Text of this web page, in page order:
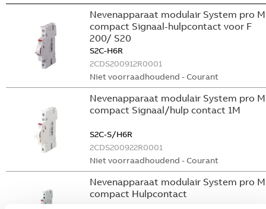
Nevenapparaat modulair System pro M
compact Signaal-hulpcontact voor F
200/ S20
S2C-H6R
2CDS200912R0001
Niet voorraadhoudend - Courant
Nevenapparaat modulair System pro M
compact Signaal/hulp contact 1M
S2C-S/H6R
2CDS200922R0001
Niet voorraadhoudend - Courant
Nevenapparaat modulair System pro M
compact Hulpcontact